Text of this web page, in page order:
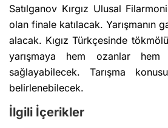
Satılganov Kırgız Ulusal
olan finale katılacak. Yarışmanın
alacak. Kıgız Türkçesinde
yarışmaya hem ozanlar hem
sağlayabilecek. Tarışma
belirlenebilecek.
İlgili İçerikler